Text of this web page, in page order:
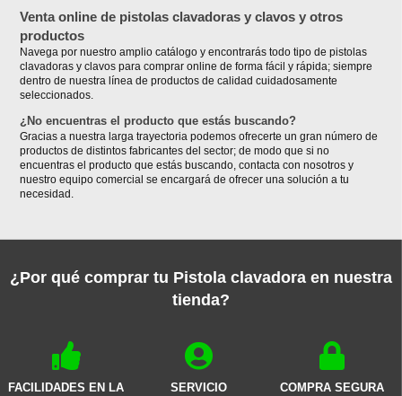
Venta online de pistolas clavadoras y clavos y otros
productos
Navega por nuestro amplio catálogo y encontrarás todo tipo de pistolas
clavadoras y clavos para comprar online de forma fácil y rápida; siempre
dentro de nuestra línea de productos de calidad cuidadosamente
seleccionados.
¿No encuentras el producto que estás buscando?
Gracias a nuestra larga trayectoria podemos ofrecerte un gran número de
productos de distintos fabricantes del sector; de modo que si no
encuentras el producto que estás buscando, contacta con nosotros y
nuestro equipo comercial se encargará de ofrecer una solución a tu
necesidad.
¿Por qué comprar tu Pistola clavadora en nuestra
tienda?
FACILIDADES EN LA
SERVICIO
COMPRA SEGURA